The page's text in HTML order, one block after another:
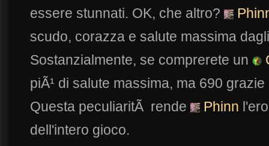
essere stunnati. OK, che altro?
scudo, corazza e salute massima
Sostanzialmente, se comprerete un
piÃ¹ di salute massima, ma 690
Questa peculiaritÃ rende
Phinn
dell'intero gioco.